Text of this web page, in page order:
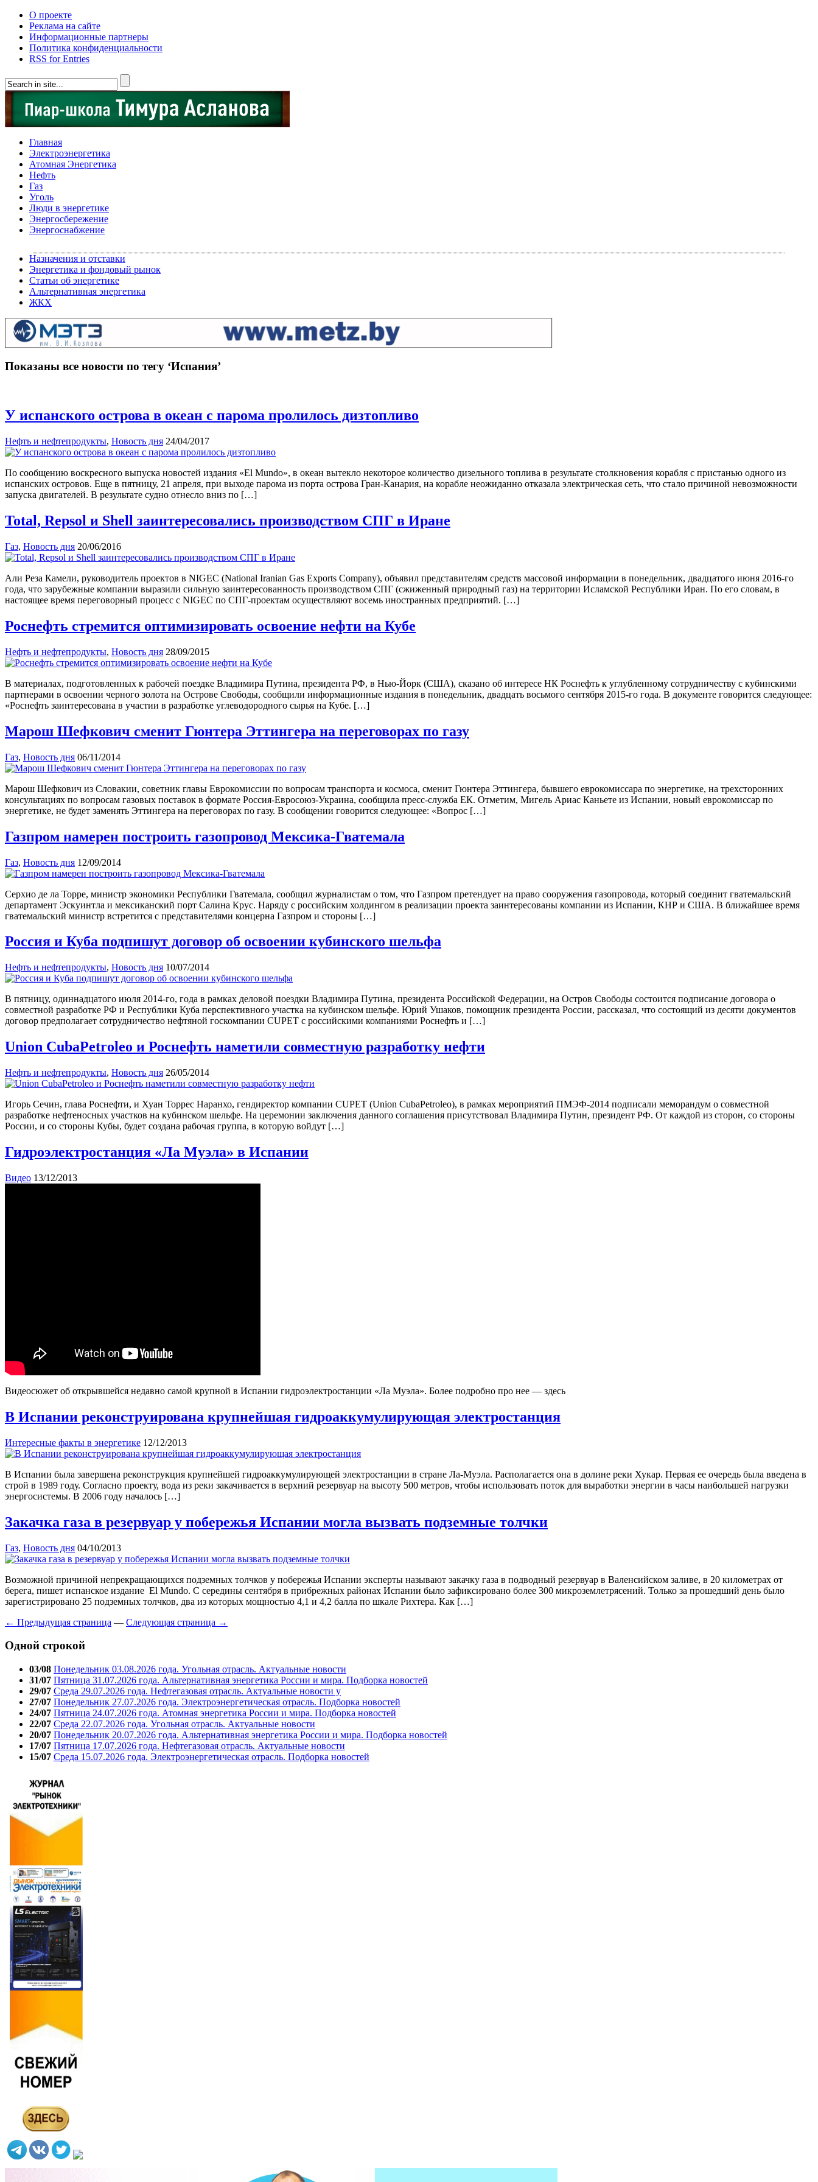
О проекте
Реклама на сайте
Информационные партнеры
Политика конфиденциальности
RSS for Entries
Главная
Электроэнергетика
Атомная Энергетика
Нефть
Газ
Уголь
Люди в энергетике
Энергосбережение
Энергоснабжение
Назначения и отставки
Энергетика и фондовый рынок
Статьи об энергетике
Альтернативная энергетика
ЖКХ
Показаны все новости по тегу ‘Испания’
У испанского острова в океан с парома пролилось дизтопливо
Нефть и нефтепродукты, Новость дня 24/04/2017
По сообщению воскресного выпуска новостей издания «El Mundo», в океан вытекло некоторое количество дизельного топлива в результате столкновения корабля с пристанью одного из
испанских островов. Еще в пятницу, 21 апреля, при выходе парома из порта острова Гран-Канария, на корабле неожиданно отказала электрическая сеть, что стало причиной невозможности
запуска двигателей. В результате судно отнесло вниз по […]
Total, Repsol и Shell заинтересовались производством СПГ в Иране
Газ, Новость дня 20/06/2016
Али Реза Камели, руководитель проектов в NIGEC (National Iranian Gas Exports Company), объявил представителям средств массовой информации в понедельник, двадцатого июня 2016-го
года, что зарубежные компании выразили сильную заинтересованность производством СПГ (сжиженный природный газ) на территории Исламской Республики Иран. По его словам, в
настоящее время переговорный процесс с NIGEC по СПГ-проектам осуществляют восемь иностранных предприятий. […]
Роснефть стремится оптимизировать освоение нефти на Кубе
Нефть и нефтепродукты, Новость дня 28/09/2015
В материалах, подготовленных к рабочей поездке Владимира Путина, президента РФ, в Нью-Йорк (США), сказано об интересе НК Роснефть к углубленному сотрудничеству с кубинскими
партнерами в освоении черного золота на Острове Свободы, сообщили информационные издания в понедельник, двадцать восьмого сентября 2015-го года. В документе говорится следующее:
«Роснефть заинтересована в участии в разработке углеводородного сырья на Кубе. […]
Марош Шефкович сменит Гюнтера Эттингера на переговорах по газу
Газ, Новость дня 06/11/2014
Марош Шефкович из Словакии, советник главы Еврокомиссии по вопросам транспорта и космоса, сменит Гюнтера Эттингера, бывшего еврокомиссара по энергетике, на трехсторонних
консультациях по вопросам газовых поставок в формате Россия-Евросоюз-Украина, сообщила пресс-служба ЕК. Отметим, Мигель Ариас Каньете из Испании, новый еврокомиссар по
энергетике, не будет заменять Эттингера на переговорах по газу. В сообщении говорится следующее: «Вопрос […]
Газпром намерен построить газопровод Мексика-Гватемала
Газ, Новость дня 12/09/2014
Серхио де ла Торре, министр экономики Республики Гватемала, сообщил журналистам о том, что Газпром претендует на право сооружения газопровода, который соединит гватемальский
департамент Эскуинтла и мексиканский порт Салина Крус. Наряду с российским холдингом в реализации проекта заинтересованы компании из Испании, КНР и США. В ближайшее время
гватемальский министр встретится с представителями концерна Газпром и стороны […]
Россия и Куба подпишут договор об освоении кубинского шельфа
Нефть и нефтепродукты, Новость дня 10/07/2014
В пятницу, одиннадцатого июля 2014-го, года в рамках деловой поездки Владимира Путина, президента Российской Федерации, на Остров Свободы состоится подписание договора о
совместной разработке РФ и Республики Куба перспективного участка на кубинском шельфе. Юрий Ушаков, помощник президента России, рассказал, что состоящий из десяти документов
договор предполагает сотрудничество нефтяной госкомпании CUPET с российскими компаниями Роснефть и […]
Union CubaPetroleo и Роснефть наметили совместную разработку нефти
Нефть и нефтепродукты, Новость дня 26/05/2014
Игорь Сечин, глава Роснефти, и Хуан Торрес Наранхо, гендиректор компании CUPET (Union CubaPetroleo), в рамках мероприятий ПМЭФ-2014 подписали меморандум о совместной
разработке нефтеносных участков на кубинском шельфе. На церемонии заключения данного соглашения присутствовал Владимира Путин, президент РФ. От каждой из сторон, со стороны
России, и со стороны Кубы, будет создана рабочая группа, в которую войдут […]
Гидроэлектростанция «Ла Муэла» в Испании
Видео 13/12/2013
Видеосюжет об открывшейся недавно самой крупной в Испании гидроэлектростанции «Ла Муэла». Более подробно про нее — здесь
В Испании реконструирована крупнейшая гидроаккумулирующая электростанция
Интересные факты в энергетике 12/12/2013
В Испании была завершена реконструкция крупнейшей гидроаккумулирующей электростанции в стране Ла-Муэла. Располагается она в долине реки Хукар. Первая ее очередь была введена в
строй в 1989 году. Согласно проекту, вода из реки закачивается в верхний резервуар на высоту 500 метров, чтобы использовать поток для выработки энергии в часы наибольшей нагрузки
энергосистемы. В 2006 году началось […]
Закачка газа в резервуар у побережья Испании могла вызвать подземные толчки
Газ, Новость дня 04/10/2013
Возможной причиной непрекращающихся подземных толчков у побережья Испании эксперты называют закачку газа в подводный резервуар в Валенсийском заливе, в 20 километрах от
берега, пишет испанское издание El Mundo. С середины сентября в прибрежных районах Испании было зафиксировано более 300 микроземлетрясений. Только за прошедший день было
зарегистрировано 25 подземных толчков, два из которых мощностью 4,1 и 4,2 балла по шкале Рихтера. Как […]
← Предыдущая страница — Следующая страница →
Одной строкой
03/08 Понедельник 03.08.2026 года. Угольная отрасль. Актуальные новости
31/07 Пятница 31.07.2026 года. Альтернативная энергетика России и мира. Подборка новостей
29/07 Среда 29.07.2026 года. Нефтегазовая отрасль. Актуальные новости у
27/07 Понедельник 27.07.2026 года. Электроэнергетическая отрасль. Подборка новостей
24/07 Пятница 24.07.2026 года. Атомная энергетика России и мира. Подборка новостей
22/07 Среда 22.07.2026 года. Угольная отрасль. Актуальные новости
20/07 Понедельник 20.07.2026 года. Альтернативная энергетика России и мира. Подборка новостей
17/07 Пятница 17.07.2026 года. Нефтегазовая отрасль. Актуальные новости
15/07 Среда 15.07.2026 года. Электроэнергетическая отрасль. Подборка новостей